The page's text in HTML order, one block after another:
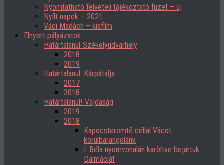
Nyomtatható felvételi tájékoztató füzet – új
Nyílt napok – 2021
Váci Madách – kisfilm
Elnyert pályázatok
Határtalanul-Székelyudvarhely
2018
2019
Határtalanul: Kárpátalja
2017
2018
Határtalanul!-Vajdaság
2019
2018
Kapocsteremtő céllal Vácot
körülbarangolánk
I. Béla nyomvonalán karöltve bejártuk
Dalmáciát